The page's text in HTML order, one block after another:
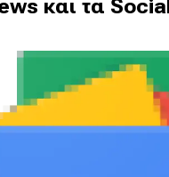
USED
και τα